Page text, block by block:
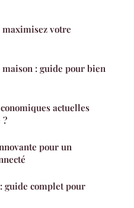
votre
: guide pour bien
actuelles
?
pour un
guide complet pour